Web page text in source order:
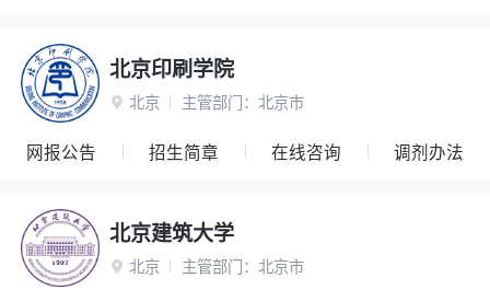
北京印刷学院
 北京 主管部门： 北京市
网报公告 招生简章 在线咨询 调剂办法
北京建筑大学
 北京 主管部门： 北京市